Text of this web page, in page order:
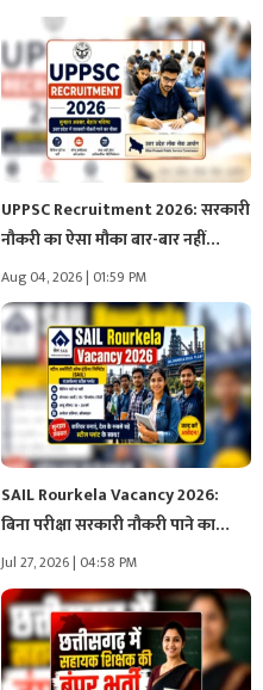
UPPSC Recruitment 2026: सरकारी
नौकरी का ऐसा मौका बार-बार नहीं…
Aug 04, 2026 | 01:59 PM
SAIL Rourkela Vacancy 2026:
बिना परीक्षा सरकारी नौकरी पाने का…
Jul 27, 2026 | 04:58 PM